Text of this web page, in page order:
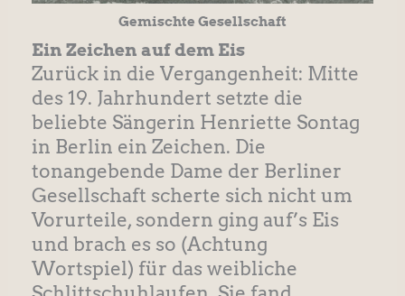
Gemischte Gesellschaft
Ein Zeichen auf dem Eis
Zurück in die Vergangenheit: Mitte
des 19. Jahrhundert setzte die
beliebte Sängerin Henriette Sontag
in Berlin ein Zeichen. Die
tonangebende Dame der Berliner
Gesellschaft scherte sich nicht um
Vorurteile, sondern ging auf’s Eis
und brach es so (Achtung
Wortspiel) für das weibliche